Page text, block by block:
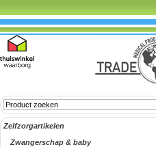
Zelfzorgartikelen
Zwangerschap & baby